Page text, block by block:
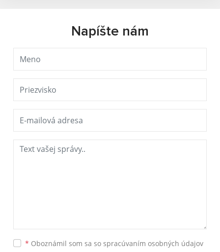
Napíšte nám
* Oboznámil som sa so spracúvaním osobných údajov